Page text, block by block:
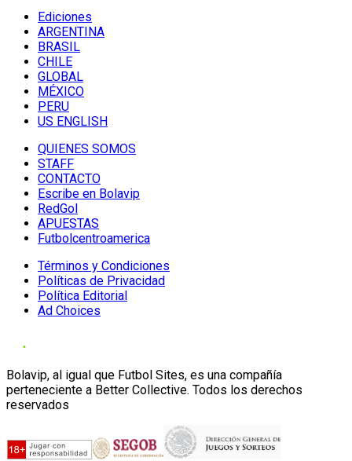
Ediciones
ARGENTINA
BRASIL
CHILE
GLOBAL
MÉXICO
PERU
US ENGLISH
QUIENES SOMOS
STAFF
CONTACTO
Escribe en Bolavip
RedGol
APUESTAS
Futbolcentroamerica
Términos y Condiciones
Políticas de Privacidad
Política Editorial
Ad Choices
Bolavip, al igual que Futbol Sites, es una compañía
perteneciente a Better Collective. Todos los derechos
reservados